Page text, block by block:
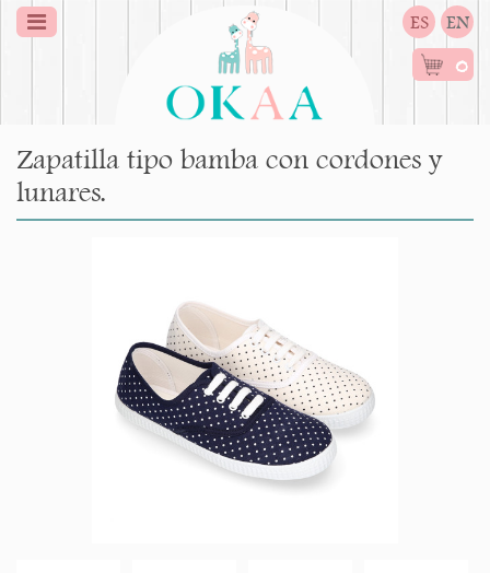
ES EN
0
Zapatilla tipo bamba con cordones y
lunares.